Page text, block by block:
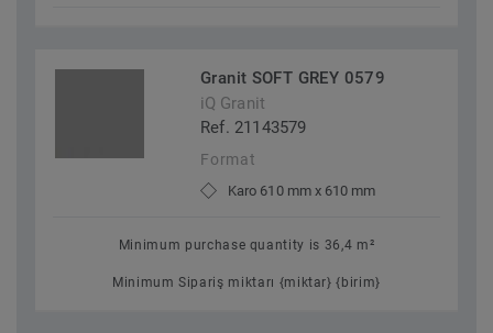
Granit SOFT GREY 0579
iQ Granit
Ref. 21143579
Format
Karo 610 mm x 610 mm
Minimum purchase quantity is 36,4 m²
Minimum Sipariş miktarı {miktar} {birim}